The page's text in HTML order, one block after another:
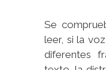
Se
leer, si la
diferentes